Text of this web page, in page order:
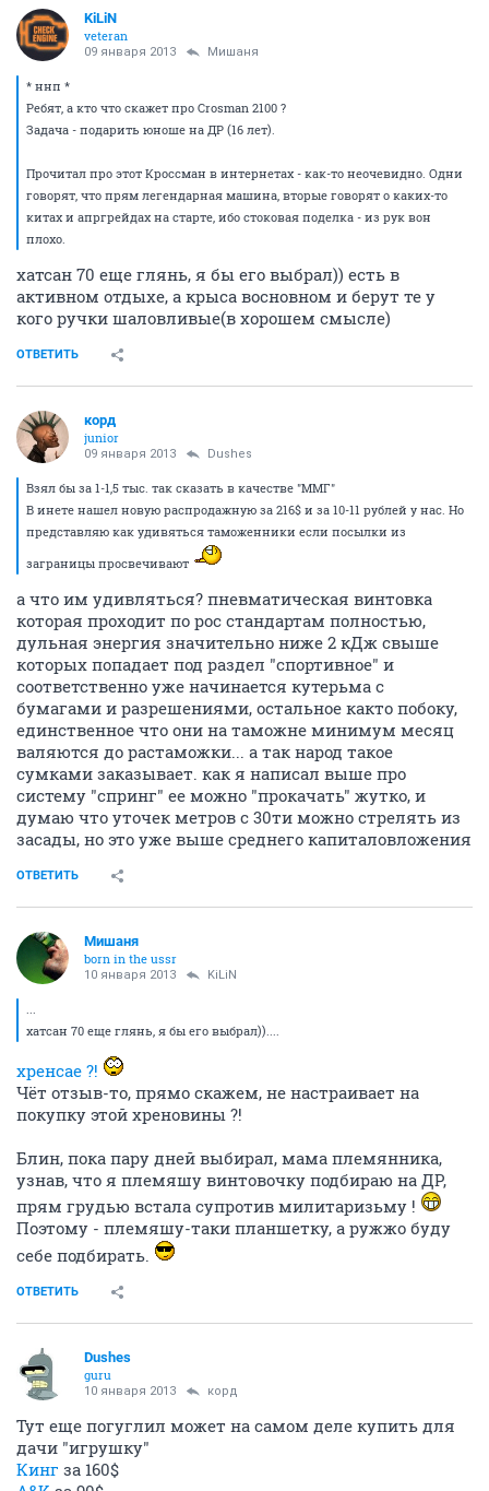
KiLiN
veteran
09 января 2013 Мишаня
* ннп *
Ребят, а кто что скажет про Crosman 2100 ?
Задача - подарить юноше на ДР (16 лет).
Прочитал про этот Кроссман в интернетах - как-то неочевидно. Одни
говорят, что прям легендарная машина, вторые говорят о каких-то
китах и апргрейдах на старте, ибо стоковая поделка - из рук вон
плохо.
хатсан 70 еще глянь, я бы его выбрал)) есть в
активном отдыхе, а крыса восновном и берут те у
кого ручки шаловливые(в хорошем смысле)
ОТВЕТИТЬ
корд
junior
09 января 2013 Dushes
Взял бы за 1-1,5 тыс. так сказать в качестве "ММГ"
В инете нашел новую распродажную за 216$ и за 10-11 рублей у нас. Но
представляю как удивяться таможенники если посылки из
заграницы просвечивают
а что им удивляться? пневматическая винтовка
которая проходит по рос стандартам полностью,
дульная энергия значительно ниже 2 кДж свыше
которых попадает под раздел "спортивное" и
соответственно уже начинается кутерьма с
бумагами и разрешениями, остальное както побоку,
единственное что они на таможне минимум месяц
валяются до растаможки... а так народ такое
сумками заказывает. как я написал выше про
систему "спринг" ее можно "прокачать" жутко, и
думаю что уточек метров с 30ти можно стрелять из
засады, но это уже выше среднего капиталовложения
ОТВЕТИТЬ
Мишаня
born in the ussr
10 января 2013 KiLiN
...
хатсан 70 еще глянь, я бы его выбрал))....
хренсае ?!
Чёт отзыв-то, прямо скажем, не настраивает на
покупку этой хреновины ?!
Блин, пока пару дней выбирал, мама племянника,
узнав, что я племяшу винтовочку подбираю на ДР,
прям грудью встала супротив милитаризьму !
Поэтому - племяшу-таки планшетку, а ружжо буду
себе подбирать.
ОТВЕТИТЬ
Dushes
guru
10 января 2013 корд
Тут еще погуглил может на самом деле купить для
дачи "игрушку"
Кинг за 160$